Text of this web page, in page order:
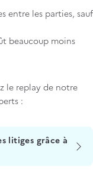
entre les parties, sauf
beaucoup moins
le replay de notre
:
litiges grâce à